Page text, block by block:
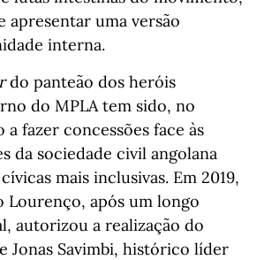
apresentar uma versão
interna.
do panteão dos heróis
do MPLA tem sido, no
fazer concessões face às
da sociedade civil angolana
mais inclusivas. Em 2019,
Lourenço, após um longo
autorizou a realização do
Jonas Savimbi, histórico líder